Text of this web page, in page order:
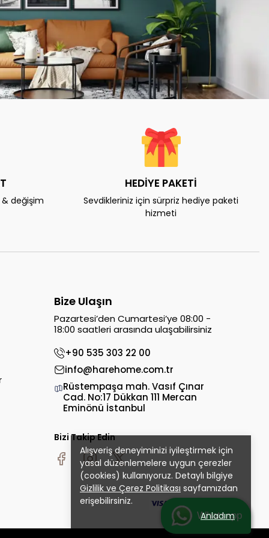
Alışveriş deneyiminizi iyileştirmek için
yasal düzenlemelere uygun çerezler
(cookies) kullanıyoruz. Detaylı bilgiye
Gizlilik ve Çerez Politikası sayfamızdan
erişebilirsiniz.
Anladım
& değişim
HEDİYE PAKETİ
Sevdikleriniz için sürpriz hediye paketi
hizmeti
Bize Ulaşın
Pazartesi’den Cumartesi’ye 08:00 -
18:00 saatleri arasında ulaşabilirsiniz
+90 535 303 22 00
info@harehome.com.tr
Rüstempaşa mah. Vasıf Çınar
Cad. No:17 Dükkan 111 Mercan
Eminönü İstanbul
Bizi Takip Edin
Whatsapp